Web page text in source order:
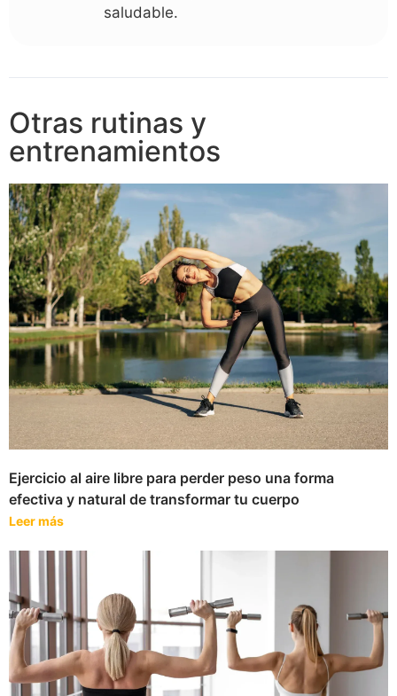
saludable.
Otras rutinas y
entrenamientos
Ejercicio al aire libre para perder peso una forma
efectiva y natural de transformar tu cuerpo
Leer más